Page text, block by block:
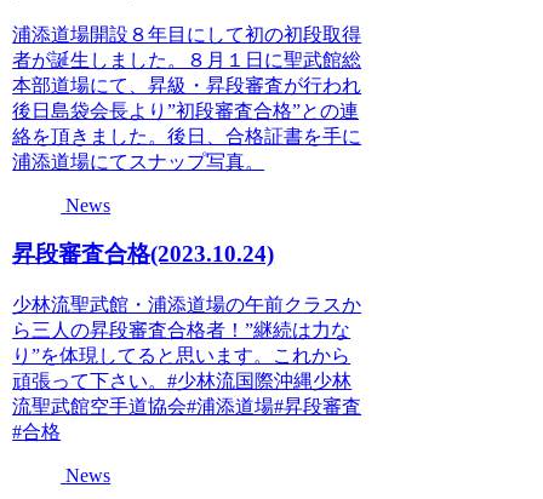
浦添道場開設８年目にして初の初段取得
者が誕生しました。８月１日に聖武館総
本部道場にて、昇級・昇段審査が行われ
後日島袋会長より”初段審査合格”との連
絡を頂きました。後日、合格証書を手に
浦添道場にてスナップ写真。
News
昇段審査合格(2023.10.24)
少林流聖武館・浦添道場の午前クラスか
ら三人の昇段審査合格者！”継続は力な
り”を体現してると思います。これから
頑張って下さい。#少林流国際沖縄少林
流聖武館空手道協会#浦添道場#昇段審査
#合格
News